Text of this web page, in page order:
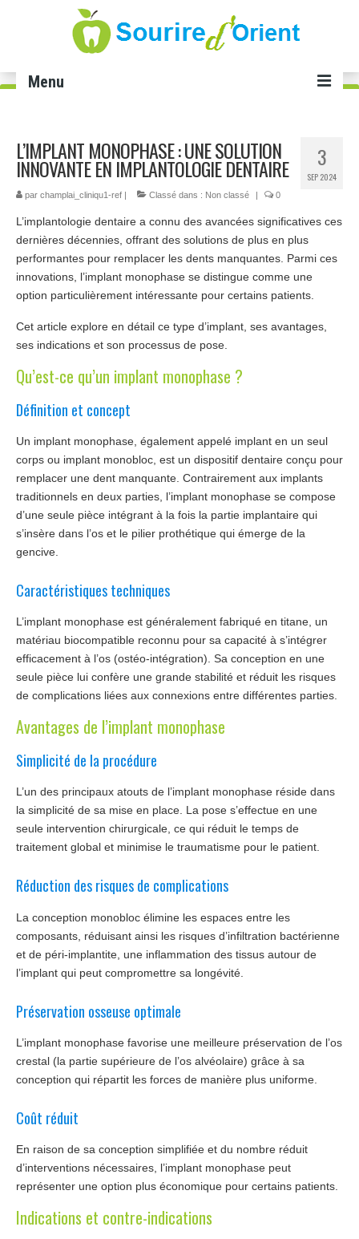
Menu
Soins dentaires
Implant dentaire Tunisie
Facette dentaire Tunisie
Smile infinity Tunisie
Blanchiment dents Tunisie
Gingivectomie Tunisie
Chirurgiens
Séjour
Tarifs
Blog
Devis
3
SEP 2024
L’IMPLANT MONOPHASE : UNE SOLUTION
INNOVANTE EN IMPLANTOLOGIE DENTAIRE
par champlai_cliniqu1-ref | Classé dans : Non classé | 0
L’implantologie dentaire a connu des avancées significatives ces
dernières décennies, offrant des solutions de plus en plus
performantes pour remplacer les dents manquantes. Parmi ces
innovations, l’implant monophase se distingue comme une
option particulièrement intéressante pour certains patients.
Cet article explore en détail ce type d’implant, ses avantages,
ses indications et son processus de pose.
Qu’est-ce qu’un implant monophase ?
Définition et concept
Un implant monophase, également appelé implant en un seul
corps ou implant monobloc, est un dispositif dentaire conçu pour
remplacer une dent manquante. Contrairement aux implants
traditionnels en deux parties, l’implant monophase se compose
d’une seule pièce intégrant à la fois la partie implantaire qui
s’insère dans l’os et le pilier prothétique qui émerge de la
gencive.
Caractéristiques techniques
L’implant monophase est généralement fabriqué en titane, un
matériau biocompatible reconnu pour sa capacité à s’intégrer
efficacement à l’os (ostéo-intégration). Sa conception en une
seule pièce lui confère une grande stabilité et réduit les risques
de complications liées aux connexions entre différentes parties.
Avantages de l’implant monophase
Simplicité de la procédure
L’un des principaux atouts de l’implant monophase réside dans
la simplicité de sa mise en place. La pose s’effectue en une
seule intervention chirurgicale, ce qui réduit le temps de
traitement global et minimise le traumatisme pour le patient.
Réduction des risques de complications
La conception monobloc élimine les espaces entre les
composants, réduisant ainsi les risques d’infiltration bactérienne
et de péri-implantite, une inflammation des tissus autour de
l’implant qui peut compromettre sa longévité.
Préservation osseuse optimale
L’implant monophase favorise une meilleure préservation de l’os
crestal (la partie supérieure de l’os alvéolaire) grâce à sa
conception qui répartit les forces de manière plus uniforme.
Coût réduit
En raison de sa conception simplifiée et du nombre réduit
d’interventions nécessaires, l’implant monophase peut
représenter une option plus économique pour certains patients.
Indications et contre-indications